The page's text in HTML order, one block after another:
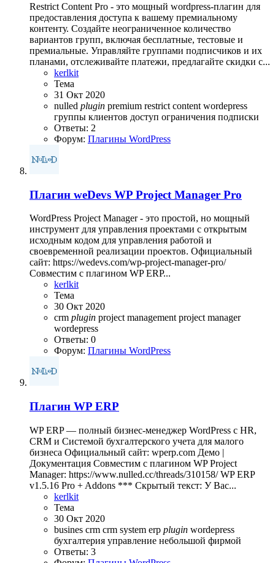
Restrict Content Pro - это мощный wordpress-плагин для
предоставления доступа к вашему премиальному
контенту. Создайте неограниченное количество
вариантов групп, включая бесплатные, тестовые и
премиальные. Управляйте группами подписчиков и их
планами, отслеживайте платежи, предлагайте скидки с...
kerlkit
Тема
31 Окт 2020
nulled plugin premium restrict content wordepress
группы клиентов доступ ограничения подписки
Ответы: 2
Форум: Плагины WordPress
Плагин weDevs WP Project Manager Pro
WordPress Project Manager - это простой, но мощный
инструмент для управления проектами с открытым
исходным кодом для управления работой и
своевременной реализации проектов. Официальный
сайт: https://wedevs.com/wp-project-manager-pro/
Совместим с плагином WP ERP...
kerlkit
Тема
30 Окт 2020
crm plugin project management project manager
wordepress
Ответы: 0
Форум: Плагины WordPress
Плагин WP ERP
WP ERP — полный бизнес-менеджер WordPress с HR,
CRM и Системой бухгалтерского учета для малого
бизнеса Официальный сайт: wperp.com Демо |
Документация Совместим с плагином WP Project
Manager: https://www.nulled.cc/threads/310158/ WP ERP
v1.5.16 Pro + Addons *** Скрытый текст: У Вас...
kerlkit
Тема
30 Окт 2020
busines crm crm system erp plugin wordepress
бухгалтерия управление небольшой фирмой
Ответы: 3